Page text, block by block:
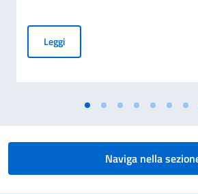
LeggiAvviso di pubblicità per
Naviga nella